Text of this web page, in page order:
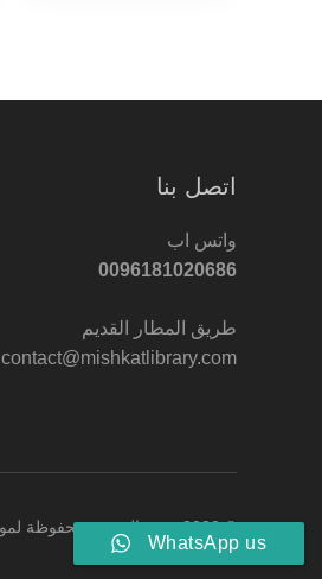
اتصل بنا
واتس اب
0096181020686
طريق المطار القديم
contact@mishkatlibrary.com
© 2022 جميع الحقوق محفوظة لموقع مشكاة
WhatsApp us